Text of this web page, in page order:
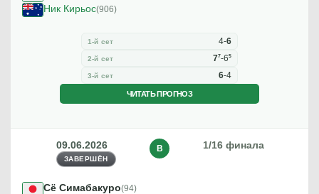
Ник Кирьос(906)
1-й сет 4-6
2-й сет 77-65
3-й сет 6-4
ЧИТАТЬ ПРОГНОЗ
09.06.2026
ЗАВЕРШЁН
1/16 финала
В
Сё Симабакуро(94)